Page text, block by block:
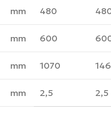
mm 480
mm 600
mm 1070
mm 2,5 2,5